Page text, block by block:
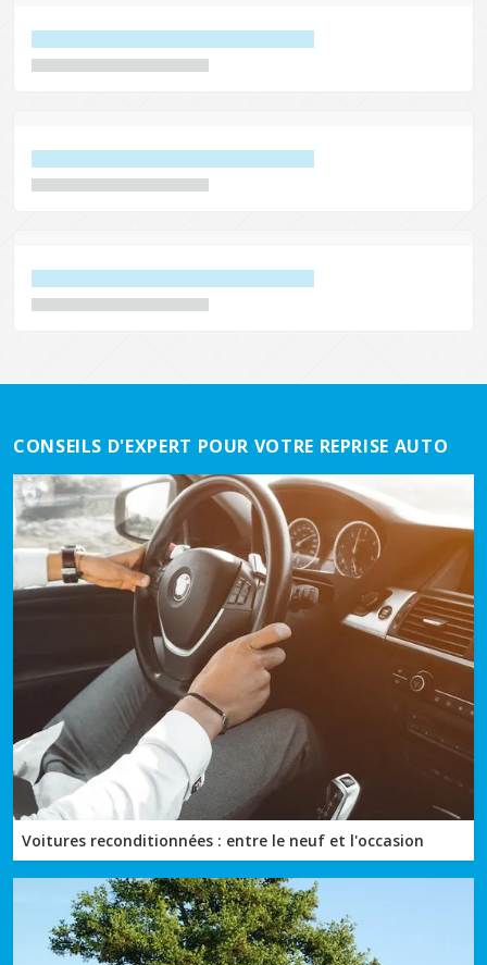
CONSEILS D'EXPERT POUR VOTRE REPRISE AUTO
Voitures reconditionnées : entre le neuf et l'occasion